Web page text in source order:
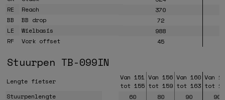
RE
Reach
370
BB
BB drop
72
LE
Wielbasis
988
RF
Vork offset 45
Stuurpen TB-099IN
Lengte fietser
Van 151
tot 155
Van 156
tot 159
Van 160
tot 163
Van
tot
Stuurpenlengte
60 80 90
90